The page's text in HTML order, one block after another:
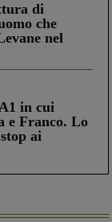
di
che
nel
in cui
e Franco. Lo
ai